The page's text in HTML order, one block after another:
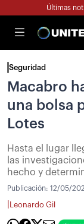
Últimas
Seguridad
Macabro
una bolsa
Lotes
Hasta el lugar
las
hecho y
Publicación: 12/05/
Leonardo Gil